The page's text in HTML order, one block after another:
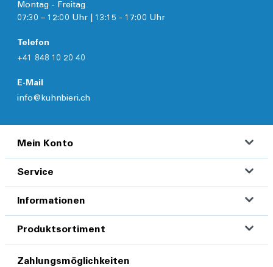
Montag - Freitag
07:30 – 12:00 Uhr | 13:15 - 17:00 Uhr
Telefon
+41 848 10 20 40
E-Mail
info@kuhnbieri.ch
Mein Konto
Service
Informationen
Produktsortiment
Zahlungsmöglichkeiten